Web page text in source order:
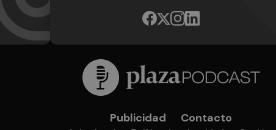
Publicidad Contacto